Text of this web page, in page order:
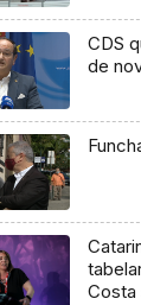
CDS
de
Costa